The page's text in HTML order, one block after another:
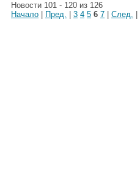
Новости 101 - 120 из 126
Начало
Пред. 3 4 5 6 7 След.